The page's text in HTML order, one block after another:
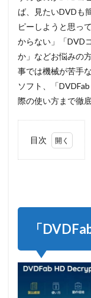
ば、見たいDVDも
ピーしようと思っ
からない」「DVD
か」などお悩みの
事では機械が苦手
ソフト、「
際の使い方まで徹
目次
DVDFab
Decrypter
の使い方
順①
「